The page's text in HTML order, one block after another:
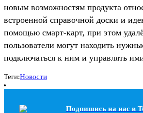
новым возможностям продукта
встроенной справочной доски и
помощью смарт-карт, при этом
пользователи могут находить
подключаться к ним и управлять
Теги:Новости
Подпишись на наc в